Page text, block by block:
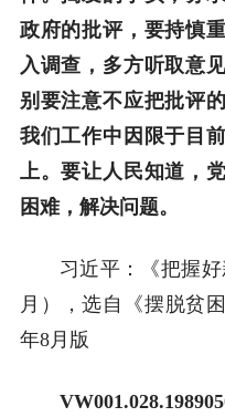
政府的批评，要持慎
入调查，多方听取意
别要注意不应把批评
我们工作中因限于目
上。要让人民知道，
困难，解决问题。
习近平：《把握
月），选自《摆脱贫
年8月版